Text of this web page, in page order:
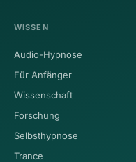
WISSEN
Audio-Hypnose
Für Anfänger
Wissenschaft
Forschung
Selbsthypnose
Trance